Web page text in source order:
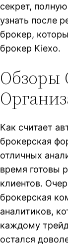
секрет,
узнать после
брокер,
брокер Kiexo.
Обзоры
Как считает
брокерская
отличных
время готовы
клиентов.
брокерская
аналитиков,
каждому
остался